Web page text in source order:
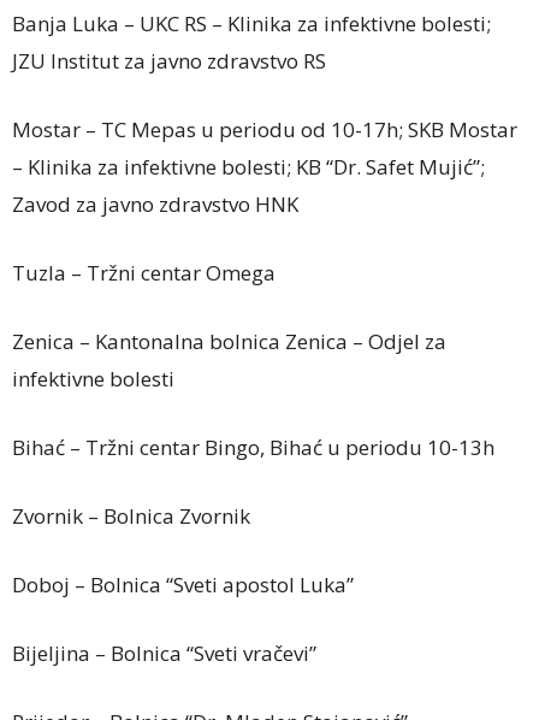
Banja Luka – UKC RS – Klinika za infektivne bolesti;
JZU Institut za javno zdravstvo RS
Mostar – TC Mepas u periodu od 10-17h; SKB Mostar
– Klinika za infektivne bolesti; KB “Dr. Safet Mujić”;
Zavod za javno zdravstvo HNK
Tuzla – Tržni centar Omega
Zenica – Kantonalna bolnica Zenica – Odjel za
infektivne bolesti
Bihać – Tržni centar Bingo, Bihać u periodu 10-13h
Zvornik – Bolnica Zvornik
Doboj – Bolnica “Sveti apostol Luka”
Bijeljina – Bolnica “Sveti vračevi”